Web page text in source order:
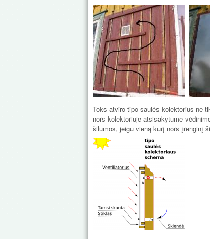
Toks atviro tipo saulės kolektorius ne
nors kolektoriuje atsisakytume
šilumos, jeigu vieną kurį nors įrenginį